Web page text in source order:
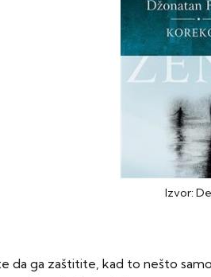
Izvor:
da ga zaštitite, kad to nešto